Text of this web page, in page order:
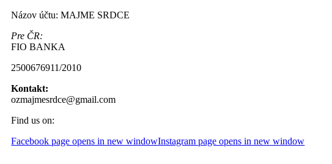
Názov účtu: MAJME SRDCE
Pre ČR:
FIO BANKA
2500676911/2010
Kontakt:
ozmajmesrdce@gmail.com
Find us on:
Facebook page opens in new windowInstagram page opens in new window